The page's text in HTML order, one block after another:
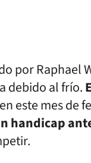
por Raphael
debido al frío.
este mes de
handicap